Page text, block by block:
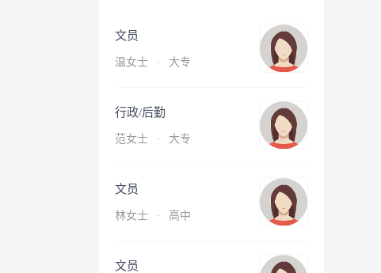
文员
温女士 · 大专
行政/后勤
范女士 · 大专
文员
林女士 · 高中
文员